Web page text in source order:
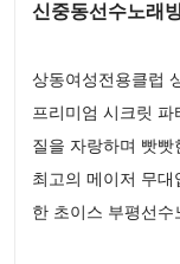
신중동선수노래
상동여성전용클럽
프리미엄 시크릿
질을 자랑하며 빳
최고의 메이저 무
한 초이스 부평선